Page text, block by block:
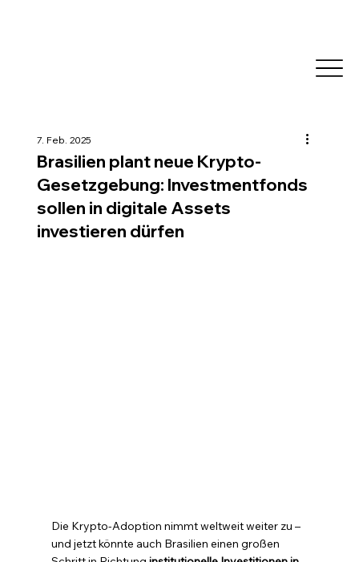
Brasilien plant neue Krypto-
Gesetzgebung: Investmentfonds
sollen in digitale Assets
investieren dürfen
7. Feb. 2025
Die Krypto-Adoption nimmt weltweit weiter zu –
und jetzt könnte auch Brasilien einen großen